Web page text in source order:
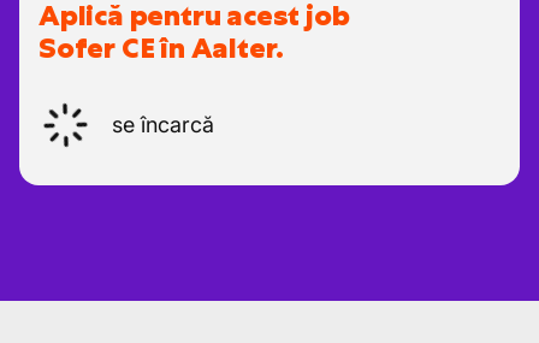
Aplică pentru acest job
Sofer CE în Aalter.
se încarcă